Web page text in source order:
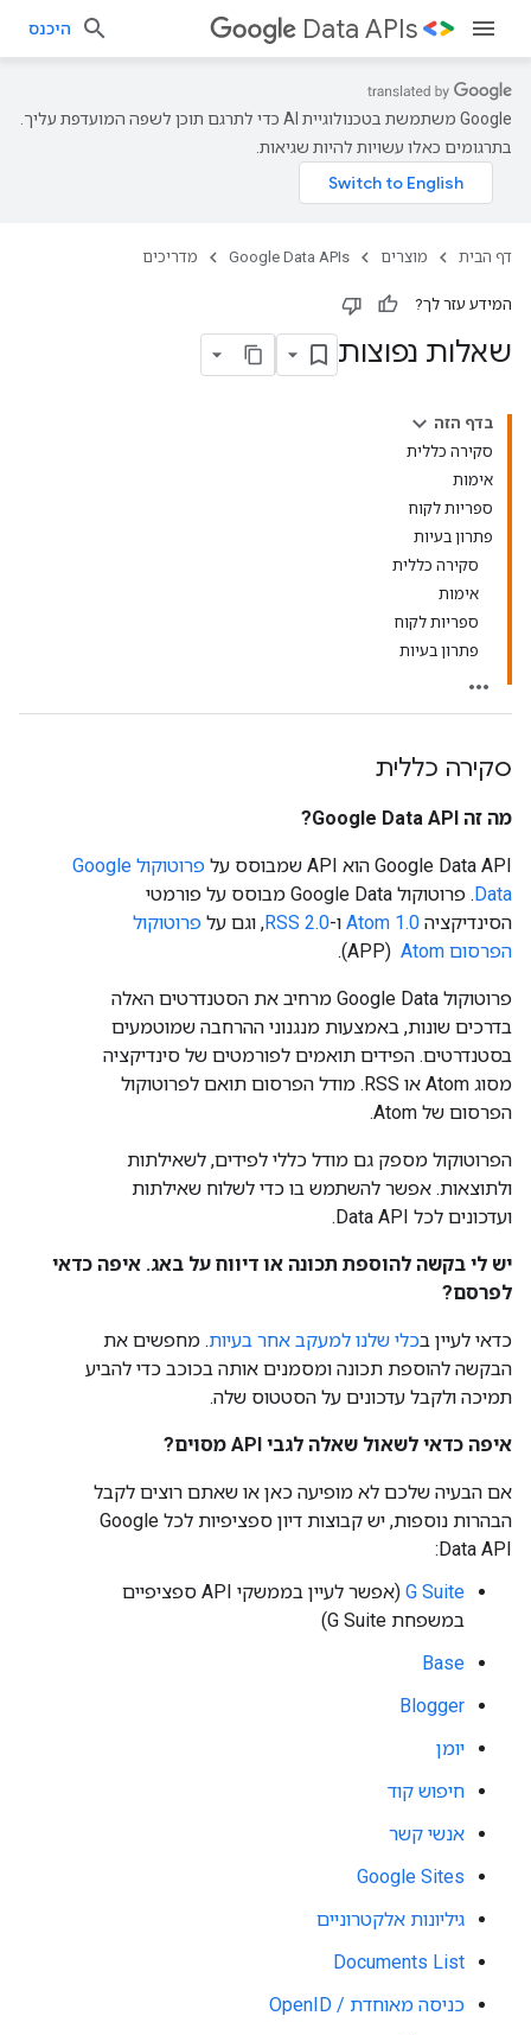
Data APIs היכנס
‫Google משתמשת בטכנולוגיית AI כדי לתרגם תוכן לשפה המועדפת עליך.
בתרגומים כאלו עשויות להיות שגיאות.
דף הבית מוצרים Google Data APIs מדריכים
המידע עזר לך?
שאלות נפוצות
בדף הזה
סקירה כללית
אימות
ספריות לקוח
פתרון בעיות
סקירה כללית
אימות
ספריות לקוח
פתרון בעיות
סקירה כללית
מה זה Google Data API?
‫Google Data API הוא API שמבוסס על
פרוטוקול Google
Data
. פרוטוקול Google Data מבוסס על פורמטי
הסינדיקציה Atom 1.0 ו-RSS 2.0, וגם על פרוטוקול
הפרסום Atom
‏ (APP).
פרוטוקול Google Data מרחיב את הסטנדרטים האלה
בדרכים שונות, באמצעות מנגנוני ההרחבה שמוטמעים
בסטנדרטים. הפידים תואמים לפורמטים של סינדיקציה
מסוג Atom או RSS. מודל הפרסום תואם לפרוטוקול
הפרסום של Atom.
הפרוטוקול מספק גם מודל כללי לפידים, לשאילתות
ולתוצאות. אפשר להשתמש בו כדי לשלוח שאילתות
ועדכונים לכל Data API.
יש לי בקשה להוספת תכונה או דיווח על באג. איפה כדאי
לפרסם?
כדאי לעיין בכלי שלנו למעקב אחר בעיות. מחפשים את
הבקשה להוספת תכונה ומסמנים אותה בכוכב כדי להביע
תמיכה ולקבל עדכונים על הסטטוס שלה.
איפה כדאי לשאול שאלה לגבי API מסוים?
אם הבעיה שלכם לא מופיעה כאן או שאתם רוצים לקבל
הבהרות נוספות, יש קבוצות דיון ספציפיות לכל Google
Data API:
G Suite
(אפשר לעיין בממשקי API ספציפיים
במשפחת G Suite)
Base
Blogger
יומן
חיפוש קוד
אנשי קשר
Google Sites
גיליונות אלקטרוניים
Documents List
כניסה מאוחדת / OpenID